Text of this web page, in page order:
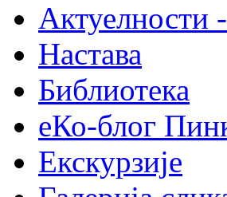
Актуелности
Настава
Библиотека
еКо-блог
Екскурзије